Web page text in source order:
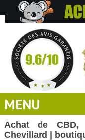
MENU
Achat de CBD,
Chevillard |